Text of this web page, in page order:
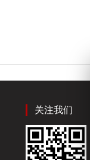
关注我们